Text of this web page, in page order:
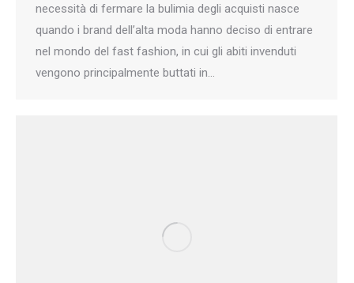
necessità di fermare la bulimia degli acquisti nasce
quando i brand dell’alta moda hanno deciso di entrare
nel mondo del fast fashion, in cui gli abiti invenduti
vengono principalmente buttati in…